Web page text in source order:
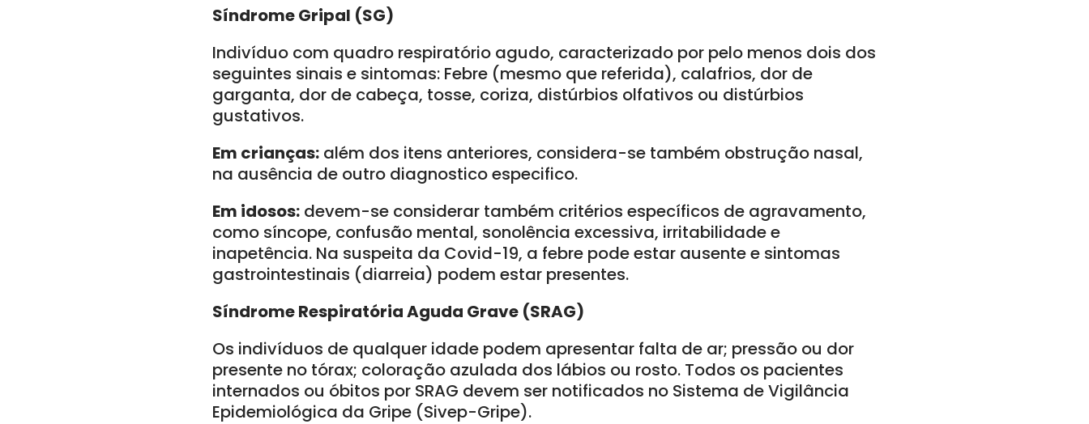
Síndrome Gripal (SG)
Indivíduo com quadro respiratório agudo, caracterizado por pelo menos dois dos
seguintes sinais e sintomas: Febre (mesmo que referida), calafrios, dor de
garganta, dor de cabeça, tosse, coriza, distúrbios olfativos ou distúrbios
gustativos.
Em crianças: além dos itens anteriores, considera-se também obstrução nasal,
na ausência de outro diagnostico especifico.
Em idosos: devem-se considerar também critérios específicos de agravamento,
como síncope, confusão mental, sonolência excessiva, irritabilidade e
inapetência. Na suspeita da Covid-19, a febre pode estar ausente e sintomas
gastrointestinais (diarreia) podem estar presentes.
Síndrome Respiratória Aguda Grave (SRAG)
Os indivíduos de qualquer idade podem apresentar falta de ar; pressão ou dor
presente no tórax; coloração azulada dos lábios ou rosto. Todos os pacientes
internados ou óbitos por SRAG devem ser notificados no Sistema de Vigilância
Epidemiológica da Gripe (Sivep-Gripe).